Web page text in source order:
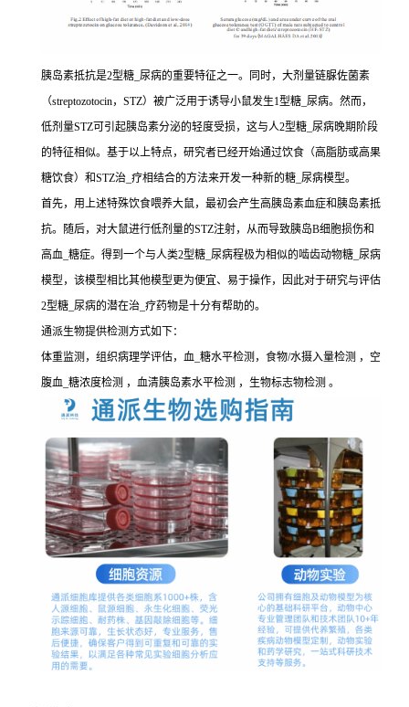
胰岛素抵抗是2型糖_尿病的重要特征之一。同时，大剂量链脲佐菌素
（streptozotocin，STZ）被广泛用于诱导小鼠发生1型糖_尿病。然而，
低剂量STZ可引起胰岛素分泌的轻度受损，这与人2型糖_尿病晚期阶段
的特征相似。基于以上特点，研究者已经开始通过饮食（高脂肪或高果
糖饮食）和STZ治_疗相结合的方法来开发一种新的糖_尿病模型。
首先，用上述特殊饮食喂养大鼠，最初会产生高胰岛素血症和胰岛素抵
抗。随后，对大鼠进行低剂量的STZ注射，从而导致胰岛B细胞损伤和
高血_糖症。得到一个与人类2型糖_尿病程极为相似的啮齿动物糖_尿病
模型，该模型相比其他模型更为便宜、易于操作，因此对于研究与评估
2型糖_尿病的潜在治_疗药物是十分有帮助的。
通派生物提供检测方式如下：
体重监测，组织病理学评估，血_糖水平检测，食物/水摄入量检测 ，空
腹血_糖浓度检测 ，血清胰岛素水平检测 ，生物标志物检测 。